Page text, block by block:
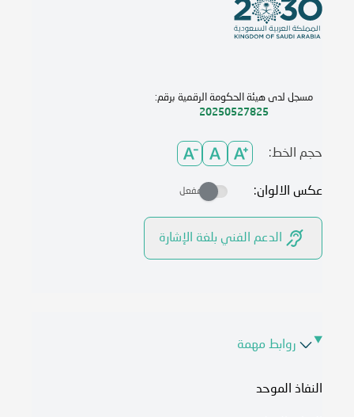
مسجل لدى هيئة الحكومة الرقمية برقم:
20250527825
حجم الخط:
عكس الالوان: مفعل
الدعم الفني بلغة الإشارة
روابط مهمة
النفاذ الموحد